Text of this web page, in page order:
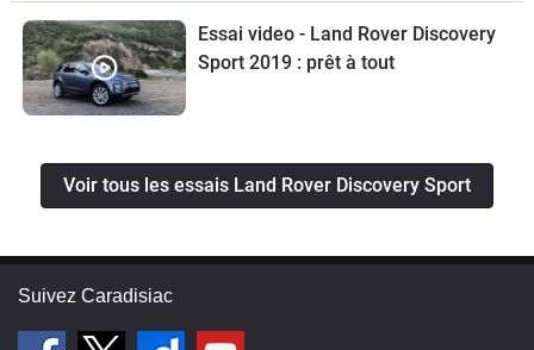
Essai video - Land Rover Discovery
Sport 2019 : prêt à tout
Voir tous les essais Land Rover Discovery Sport
Suivez Caradisiac